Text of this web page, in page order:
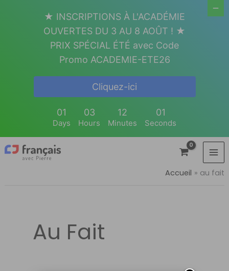
Accueil au fait
Au Fait
★ INSCRIPTIONS À L'ACADÉMIE
OUVERTES DU 3 AU 8 AOÛT ! ★
PRIX SPÉCIAL ÉTÉ avec Code
Promo ACADEMIE-ETE26
Cliquez-ici
01
Days
03
Hours
12
Minutes
01
Seconds